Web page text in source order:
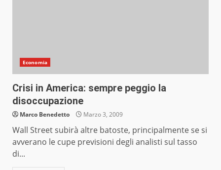
Economia
Crisi in America: sempre peggio la
disoccupazione
Marco Benedetto Marzo 3, 2009
Wall Street subirà altre batoste, principalmente se si
avverano le cupe previsioni degli analisti sul tasso
di...